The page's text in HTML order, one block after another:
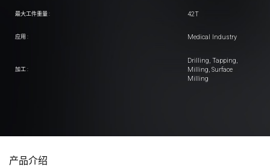
最大工件重量 : 42T
应用 : Medical Industry
加工 :
Drilling, Tapping,
Milling, Surface
Milling
产品介绍